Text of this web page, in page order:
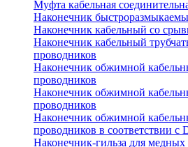
Муфта кабельная
Наконечник
Наконечник кабельный со
Наконечник кабельный
проводников
Наконечник обжимной
проводников
Наконечник обжимной
проводников
Наконечник обжимной
проводников в соответствии с
Наконечник-гильза для